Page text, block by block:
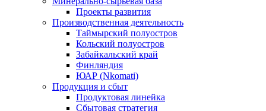
Проекты развития
Производственная деятельность
Таймырский полуостров
Кольский полуостров
Забайкальский край
Финляндия
ЮАР (Nkomati)
Продукция и сбыт
Продуктовая линейка
Сбытовая стратегия